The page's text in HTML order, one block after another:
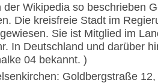
der Wikipedia so beschrieben
Die kreisfreie Stadt im
Sie ist Mitglied im
In Deutschland und darüber
04 bekannt. )
Goldbergstraße